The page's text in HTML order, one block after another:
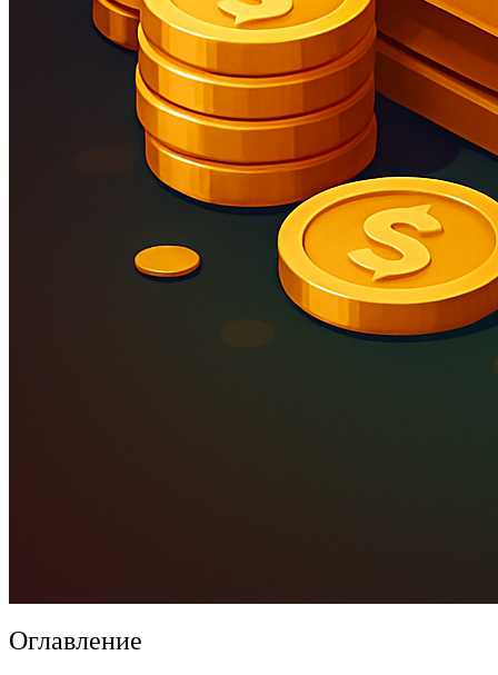
Оглавление